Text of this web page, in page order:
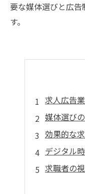
要な媒体選びと広
す。
求人広告
媒体選び
効果的な
デジタル
求職者の